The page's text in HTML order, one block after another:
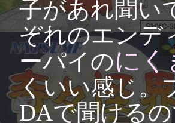
子があれ聞い
ぞれのエンデ
ーパイのに
くいい感じ。
DAで聞ける